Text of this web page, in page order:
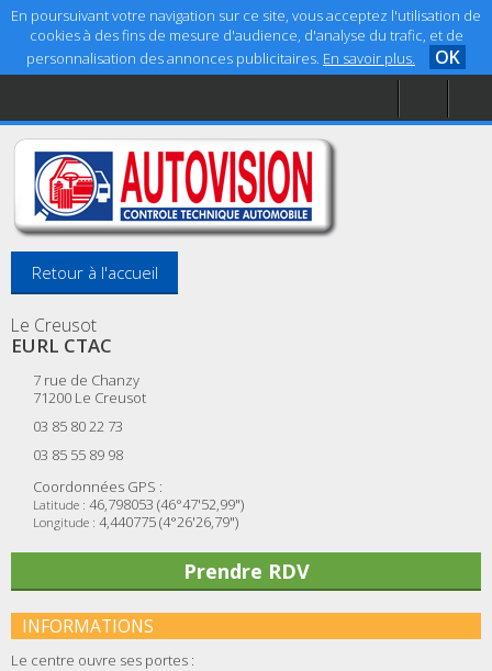
En poursuivant votre navigation sur ce site, vous acceptez l'utilisation de
cookies à des fins de mesure d'audience, d'analyse du trafic, et de
personnalisation des annonces publicitaires. En savoir plus. OK
Accueil
Aide
Mentions légales
Retour à l'accueil
Le Creusot
EURL CTAC
7 rue de Chanzy
71200 Le Creusot
03 85 80 22 73
03 85 55 89 98
Coordonnées GPS :
Latitude : 46,798053 (46°47'52,99")
Longitude : 4,440775 (4°26'26,79")
Prendre RDV
INFORMATIONS
Le centre ouvre ses portes :